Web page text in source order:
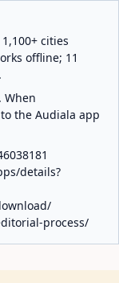
cities
offline; 11
When
the Audiala app
details?
process/